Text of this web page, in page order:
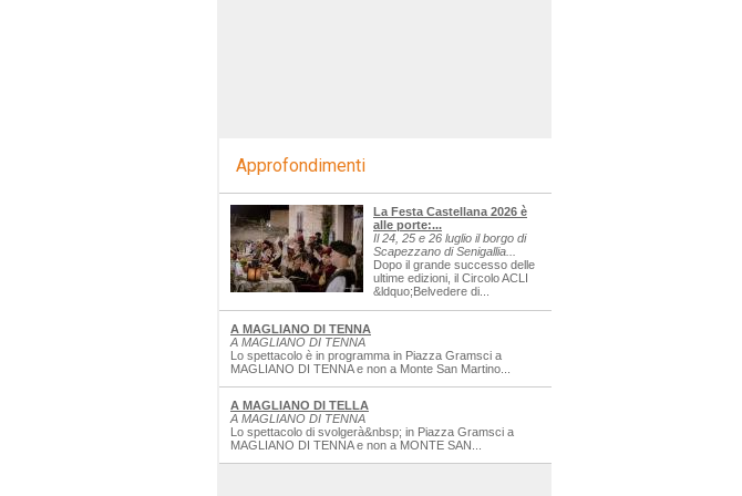
Approfondimenti
La Festa Castellana 2026 è
alle porte:...
Il 24, 25 e 26 luglio il borgo di
Scapezzano di Senigallia...
Dopo il grande successo delle
ultime edizioni, il Circolo ACLI
&ldquo;Belvedere di...
A MAGLIANO DI TENNA
A MAGLIANO DI TENNA
Lo spettacolo è in programma in Piazza Gramsci a
MAGLIANO DI TENNA e non a Monte San Martino...
A MAGLIANO DI TELLA
A MAGLIANO DI TENNA
Lo spettacolo di svolgerà&nbsp; in Piazza Gramsci a
MAGLIANO DI TENNA e non a MONTE SAN...